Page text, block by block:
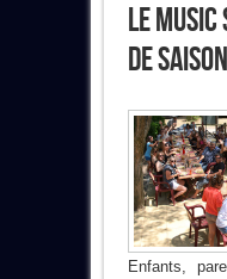
Le Music
De
Enfants,